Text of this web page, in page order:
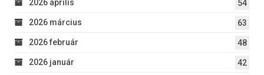
2026 április 54
2026 március 63
2026 február 48
2026 január 42